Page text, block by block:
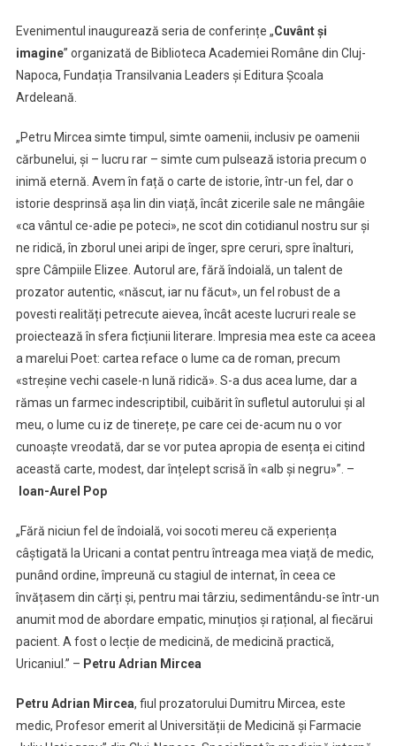
Evenimentul inaugurează seria de conferințe „Cuvânt și
imagine” organizată de Biblioteca Academiei Române din Cluj-
Napoca, Fundația Transilvania Leaders și Editura Școala
Ardeleană.
„Petru Mircea simte timpul, simte oamenii, inclusiv pe oamenii
cărbunelui, și – lucru rar – simte cum pulsează istoria precum o
inimă eternă. Avem în față o carte de istorie, într-un fel, dar o
istorie desprinsă așa lin din viață, încât zicerile sale ne mângâie
«ca vântul ce-adie pe poteci», ne scot din cotidianul nostru sur și
ne ridică, în zborul unei aripi de înger, spre ceruri, spre înalturi,
spre Câmpiile Elizee. Autorul are, fără îndoială, un talent de
prozator autentic, «născut, iar nu făcut», un fel robust de a
povesti realități petrecute aievea, încât aceste lucruri reale se
proiectează în sfera ficțiunii literare. Impresia mea este ca aceea
a marelui Poet: cartea reface o lume ca de roman, precum
«streșine vechi casele-n lună ridică». S-a dus acea lume, dar a
rămas un farmec indescriptibil, cuibărit în sufletul autorului și al
meu, o lume cu iz de tinerețe, pe care cei de-acum nu o vor
cunoaște vreodată, dar se vor putea apropia de esența ei citind
această carte, modest, dar înțelept scrisă în «alb și negru»”. –
Ioan-Aurel Pop
„Fără niciun fel de îndoială, voi socoti mereu că experiența
câștigată la Uricani a contat pentru întreaga mea viață de medic,
punând ordine, împreună cu stagiul de internat, în ceea ce
învățasem din cărți și, pentru mai târziu, sedimentându-se într-un
anumit mod de abordare empatic, minuțios și rațional, al fiecărui
pacient. A fost o lecție de medicină, de medicină practică,
Uricaniul.” – Petru Adrian Mircea
Petru Adrian Mircea, fiul prozatorului Dumitru Mircea, este
medic, Profesor emerit al Universității de Medicină și Farmacie